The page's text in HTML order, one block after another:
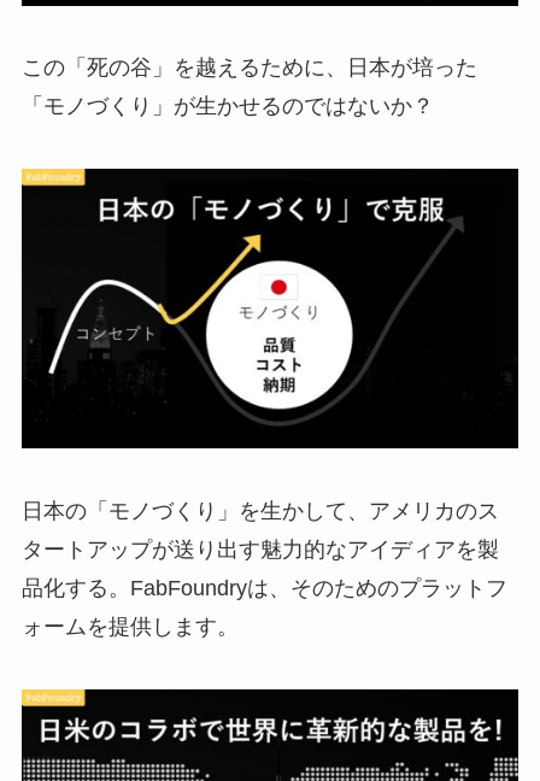
この「死の谷」を越えるために、日本が培った
「モノづくり」が生かせるのではないか？
日本の「モノづくり」を生かして、アメリカのス
タートアップが送り出す魅力的なアイディアを製
品化する。FabFoundryは、そのためのプラットフ
ォームを提供します。